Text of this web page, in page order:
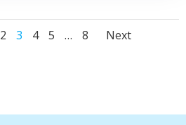
Page
2 Page
3 Page
4 Page
5 … Page
8
Posts
Next